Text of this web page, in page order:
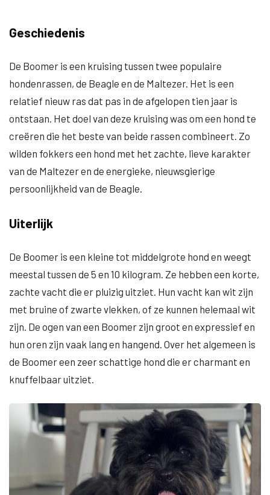
Geschiedenis
De Boomer is een kruising tussen twee populaire
hondenrassen, de Beagle en de Maltezer. Het is een
relatief nieuw ras dat pas in de afgelopen tien jaar is
ontstaan. Het doel van deze kruising was om een hond te
creëren die het beste van beide rassen combineert. Zo
wilden fokkers een hond met het zachte, lieve karakter
van de Maltezer en de energieke, nieuwsgierige
persoonlijkheid van de Beagle.
Uiterlijk
De Boomer is een kleine tot middelgrote hond en weegt
meestal tussen de 5 en 10 kilogram. Ze hebben een korte,
zachte vacht die er pluizig uitziet. Hun vacht kan wit zijn
met bruine of zwarte vlekken, of ze kunnen helemaal wit
zijn. De ogen van een Boomer zijn groot en expressief en
hun oren zijn vaak lang en hangend. Over het algemeen is
de Boomer een zeer schattige hond die er charmant en
knuffelbaar uitziet.